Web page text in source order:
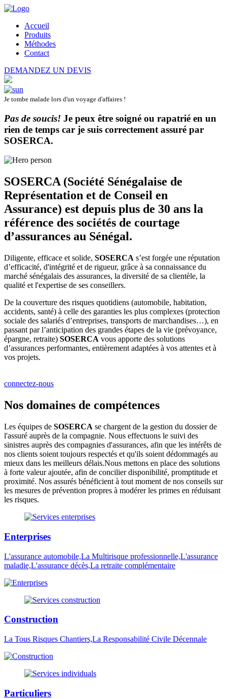
Accueil
Produits
Méthodes
Contact
DEMANDEZ UN DEVIS
Je tombe malade lors d'un voyage d'affaires !
Pas de soucis! Je peux être soigné ou rapatrié en un
rien de temps car je suis correctement assuré par
SOSERCA.
SOSERCA (Société Sénégalaise de
Représentation et de Conseil en
Assurance) est depuis plus de 30 ans la
référence des sociétés de courtage
d’assurances au Sénégal.
Diligente, efficace et solide, SOSERCA s’est forgée une réputation
d’efficacité, d'intégrité et de rigueur, grâce à sa connaissance du
marché sénégalais des assurances, la diversité de sa clientèle, la
qualité et l'expertise de ses conseillers.
De la couverture des risques quotidiens (automobile, habitation,
accidents, santé) à celle des garanties les plus complexes (protection
sociale des salariés d’entreprises, transports de marchandises…), en
passant par l’anticipation des grandes étapes de la vie (prévoyance,
épargne, retraite) SOSERCA vous apporte des solutions
d’assurances performantes, entièrement adaptées à vos attentes et à
vos projets.
connectez-nous
Nos domaines de compétences
Les équipes de SOSERCA se chargent de la gestion du dossier de
l'assuré auprès de la compagnie. Nous effectuons le suivi des
sinistres auprès des compagnies d'assurances, afin que les intérêts de
nos clients soient toujours respectés et qu'ils soient dédommagés au
mieux dans les meilleurs délais.Nous mettons en place des solutions
à forte valeur ajoutée, afin de concilier disponibilité, promptitude et
proximité. Nos assurés bénéficient à tout moment de nos conseils sur
les mesures de prévention propres à modérer les primes en réduisant
les risques.
Enterprises
L'assurance automobile,La Multirisque professionnelle,L'assurance
maladie,L'assurance décès,La retraite complémentaire
Construction
La Tous Risques Chantiers,La Responsabilité Civile Décennale
Particuliers